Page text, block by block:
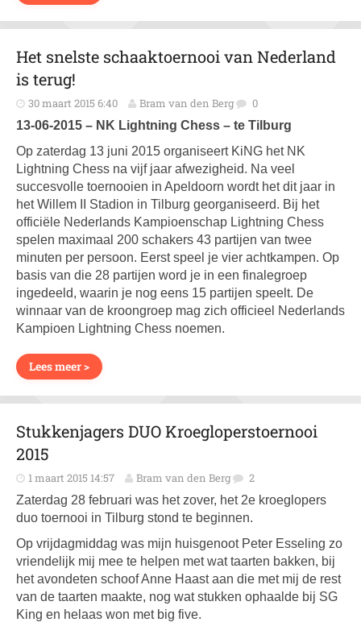
Het snelste schaaktoernooi van Nederland
is terug!
30 maart 2015 6:40 Bram van den Berg 0
13-06-2015 – NK Lightning Chess – te Tilburg
Op zaterdag 13 juni 2015 organiseert KiNG het NK
Lightning Chess na vijf jaar afwezigheid. Na veel
succesvolle toernooien in Apeldoorn wordt het dit jaar in
het Willem II Stadion in Tilburg georganiseerd. Bij het
officiële Nederlands Kampioenschap Lightning Chess
spelen maximaal 200 schakers 43 partijen van twee
minuten per persoon. Eerst speel je vier achtkampen. Op
basis van die 28 partijen word je in een finalegroep
ingedeeld, waarin je nog eens 15 partijen speelt. De
winnaar van de kroongroep mag zich officieel Nederlands
Kampioen Lightning Chess noemen.
Lees meer >
Stukkenjagers DUO Kroegloperstoernooi
2015
1 maart 2015 14:57 Bram van den Berg 2
Zaterdag 28 februari was het zover, het 2e kroeglopers
duo toernooi in Tilburg stond te beginnen.
Op vrijdagmiddag was mijn huisgenoot Peter Esseling zo
vriendelijk mij mee te helpen met wat taarten bakken, bij
het avondeten schoof Anne Haast aan die met mij de rest
van de taarten maakte, nog wat stukken ophaalde bij SG
King en helaas won met big five.